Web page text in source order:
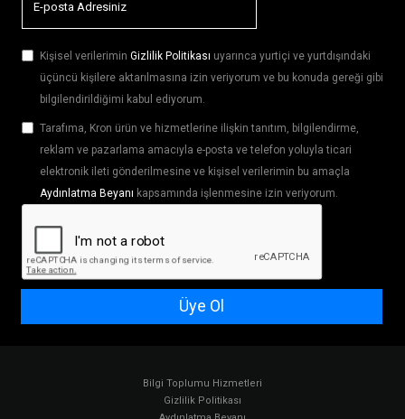
Kişisel verilerimin Gizlilik Politikası uyarınca yurtiçi ve yurtdışındaki
üçüncü kişilere aktarılmasına izin veriyorum ve bu konuda gereği gibi
bilgilendirildiğimi kabul ediyorum.
Tarafıma, Kron ürün ve hizmetlerine ilişkin tanıtım, bilgilendirme,
reklam ve pazarlama amacıyla e-posta ve telefon yoluyla ticari
elektronik ileti gönderilmesine ve kişisel verilerimin bu amaçla
Aydınlatma Beyanı kapsamında işlenmesine izin veriyorum.
Üye Ol
Bilgi Toplumu Hizmetleri
Gizlilik Politikası